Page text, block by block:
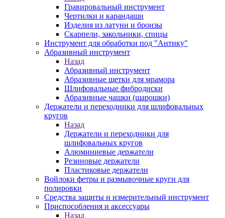
Гравировальный инструмент
Чертилки и карандаши
Изделия из латуни и бронзы
Скарпели, закольники, спицы
Инструмент для обработки под "Антику"
Абразивный инструмент
Назад
Абразивный инструмент
Абразивные щетки для мрамора
Шлифовальные фибродиски
Абразивные чашки (шарошки)
Держатели и переходники для шлифовальных
кругов
Назад
Держатели и переходники для
шлифовальных кругов
Алюминиевые держатели
Резиновые держатели
Пластиковые держатели
Войлоки фетры и размывочные круги для
полировки
Средства защиты и измерительный инструмент
Приспособления и аксессуары
Назад